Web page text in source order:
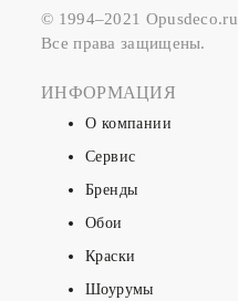
© 1994–2021 Opusdeco.ru
Все права защищены.
ИНФОРМАЦИЯ
О компании
Сервис
Бренды
Обои
Краски
Шоурумы